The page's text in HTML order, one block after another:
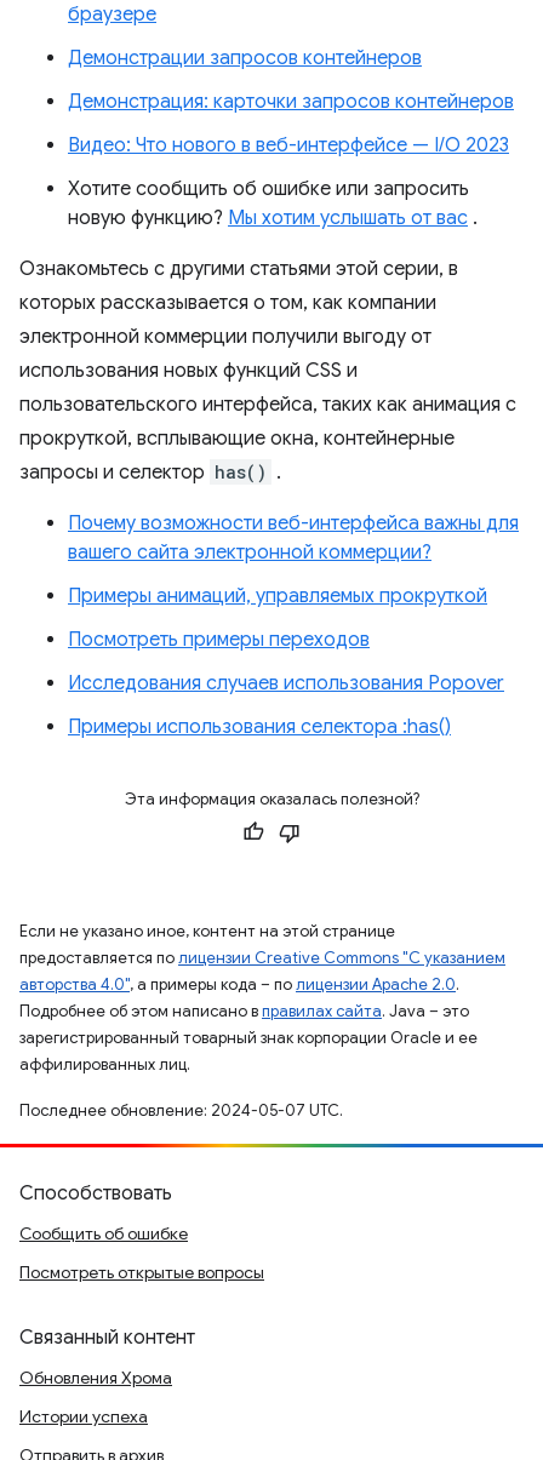
браузере
Демонстрации запросов контейнеров
Демонстрация: карточки запросов контейнеров
Видео: Что нового в веб-интерфейсе — I/O 2023
Хотите сообщить об ошибке или запросить
новую функцию? Мы хотим услышать от вас .
Ознакомьтесь с другими статьями этой серии, в
которых рассказывается о том, как компании
электронной коммерции получили выгоду от
использования новых функций CSS и
пользовательского интерфейса, таких как анимация с
прокруткой, всплывающие окна, контейнерные
запросы и селектор has() .
Почему возможности веб-интерфейса важны для
вашего сайта электронной коммерции?
Примеры анимаций, управляемых прокруткой
Посмотреть примеры переходов
Исследования случаев использования Popover
Примеры использования селектора :has()
Эта информация оказалась полезной?
Если не указано иное, контент на этой странице
предоставляется полицензии Creative Commons "С указанием
авторства 4.0", а примеры кода – полицензии Apache 2.0.
Подробнее об этом написано вправилах сайта. Java – это
зарегистрированный товарный знак корпорации Oracle и ее
аффилированных лиц.
Последнее обновление: 2024-05-07 UTC.
Способствовать
Сообщить об ошибке
Посмотреть открытые вопросы
Связанный контент
Обновления Хрома
Истории успеха
Отправить в архив